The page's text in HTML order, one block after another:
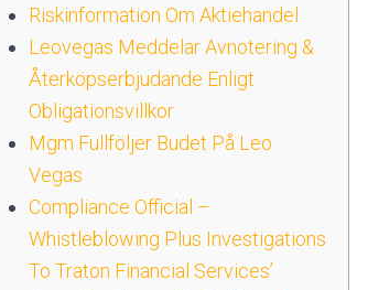
Riskinformation Om Aktiehandel
Leovegas Meddelar Avnotering &
Återköpserbjudande Enligt
Obligationsvillkor
Mgm Fullföljer Budet På Leo
Vegas
Compliance Official –
Whistleblowing Plus Investigations
To Traton Financial Services’